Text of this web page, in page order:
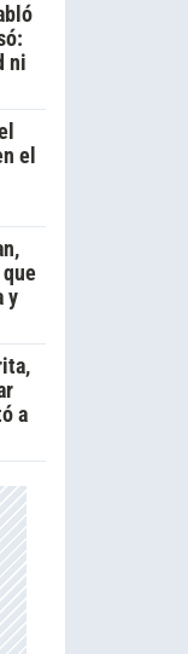
ni
el
y
a